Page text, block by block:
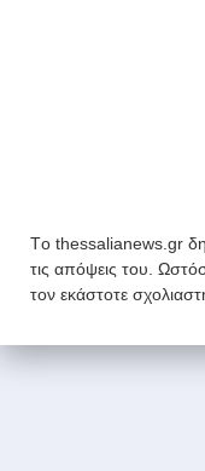
Tο thessalianews.gr
τις απόψεις του.
τον εκάστοτε